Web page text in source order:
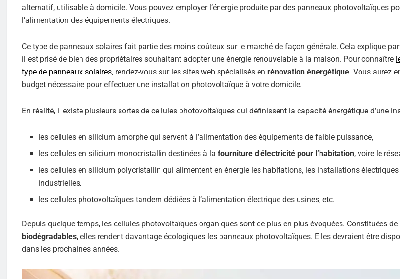
alternatif, utilisable à domicile. Vous pouvez employer l’énergie produite par des panneaux photovoltaïques
l’alimentation des équipements électriques.
Ce type de panneaux solaires fait partie des moins coûteux sur le marché de façon générale. Cela explique
il est prisé de bien des propriétaires souhaitant adopter une énergie renouvelable à la maison. Pour connaître
type de panneaux solaires, rendez-vous sur les sites web spécialisés en rénovation énergétique. Vous aurez
budget nécessaire pour effectuer une installation photovoltaïque à votre domicile.
En réalité, il existe plusieurs sortes de cellules photovoltaïques qui définissent la capacité énergétique d’une
les cellules en silicium amorphe qui servent à l’alimentation des équipements de faible puissance,
les cellules en silicium monocristallin destinées à lafourniture d’électricité pour l’habitation, voire le
les cellules en silicium polycristallin qui alimentent en énergie les habitations, les installations
industrielles,
les cellules photovoltaïques tandem dédiées à l’alimentation électrique des usines, etc.
Depuis quelque temps, les cellules photovoltaïques organiques sont de plus en plus évoquées. Constituées de
biodégradables, elles rendent davantage écologiques les panneaux photovoltaïques. Elles devraient être
dans les prochaines années.